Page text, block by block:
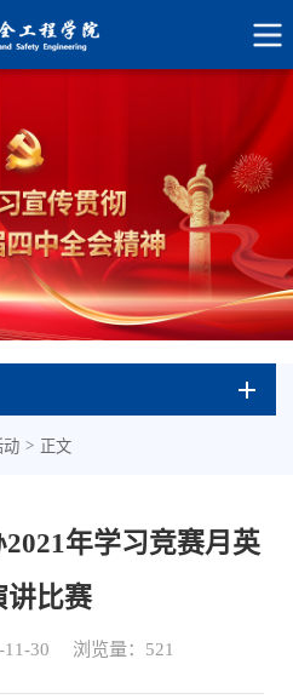
动 > 正文
2021年学习竞赛月英
讲比赛
30 浏览量： 521